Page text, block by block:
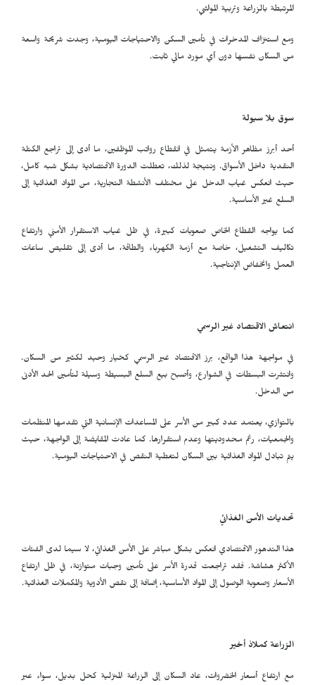
المرتبطة بالزراعة وتربية المواشي.
ومع استنزاف المدخرات في تأمين السكن والاحتياجات اليومية، وجدت شريحة واسعة
من السكان نفسها دون أي مورد مالي ثابت.
سوق بلا سيولة
أحد أبرز مظاهر الأزمة يتمثل في انقطاع رواتب الموظفين، ما أدى إلى تراجع الكتلة
النقدية داخل الأسواق. ونتيجة لذلك، تعطلت الدورة الاقتصادية بشكل شبه كامل،
حيث انعكس غياب الدخل على مختلف الأنشطة التجارية، من المواد الغذائية إلى
السلع غير الأساسية.
كما يواجه القطاع الخاص صعوبات كبيرة، في ظل غياب الاستقرار الأمني وارتفاع
تكاليف التشغيل، خاصة مع أزمة الكهرباء والطاقة، ما أدى إلى تقليص ساعات
العمل وانخفاض الإنتاجية.
انتعاش الاقتصاد غير الرسمي
في مواجهة هذا الواقع، برز الاقتصاد غير الرسمي كخيار وحيد لكثير من السكان.
وانتشرت البسطات في الشوارع، وأصبح بيع السلع البسيطة وسيلة لتأمين الحد الأدنى
من الدخل.
بالتوازي، يعتمد عدد كبير من الأسر على المساعدات الإنسانية التي تقدمها المنظمات
والجمعيات، رغم محدوديتها وعدم استقرارها. كما عادت المقايضة إلى الواجهة، حيث
يتم تبادل المواد الغذائية بين السكان لتغطية النقص في الاحتياجات اليومية.
تحديات الأمن الغذائي
هذا التدهور الاقتصادي انعكس بشكل مباشر على الأمن الغذائي، لا سيما لدى الفئات
الأكثر هشاشة. فقد تراجعت قدرة الأسر على تأمين وجبات متوازنة، في ظل ارتفاع
الأسعار وصعوبة الوصول إلى المواد الأساسية، إضافة إلى نقص الأدوية والمكملات الغذائية.
الزراعة كملاذ أخير
مع ارتفاع أسعار الخضروات، عاد السكان إلى الزراعة المنزلية كحل بديل، سواء عبر